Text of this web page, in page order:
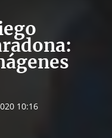
10:16